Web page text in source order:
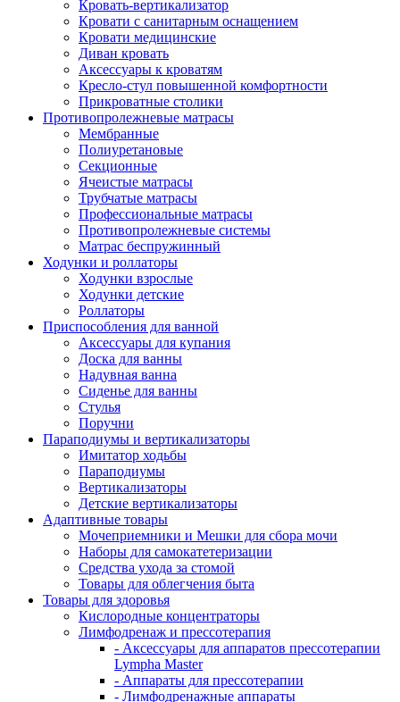
Кровать-вертикализатор
Кровати с санитарным оснащением
Кровати медицинские
Диван кровать
Аксессуары к кроватям
Кресло-стул повышенной комфортности
Прикроватные столики
Противопролежневые матрасы
Мембранные
Полиуретановые
Секционные
Ячеистые матрасы
Трубчатые матрасы
Профессиональные матрасы
Противопролежневые системы
Матрас беспружинный
Ходунки и роллаторы
Ходунки взрослые
Ходунки детские
Роллаторы
Приспособления для ванной
Аксессуары для купания
Доска для ванны
Надувная ванна
Сиденье для ванны
Стулья
Поручни
Параподиумы и вертикализаторы
Имитатор ходьбы
Параподиумы
Вертикализаторы
Детские вертикализаторы
Адаптивные товары
Мочеприемники и Мешки для сбора мочи
Наборы для самокатетеризации
Средства ухода за стомой
Товары для облегчения быта
Товары для здоровья
Кислородные концентраторы
Лимфодренаж и прессотерапия
- Аксессуары для аппаратов прессотерапии
Lympha Master
- Аппараты для прессотерапии
- Лимфодренажные аппараты